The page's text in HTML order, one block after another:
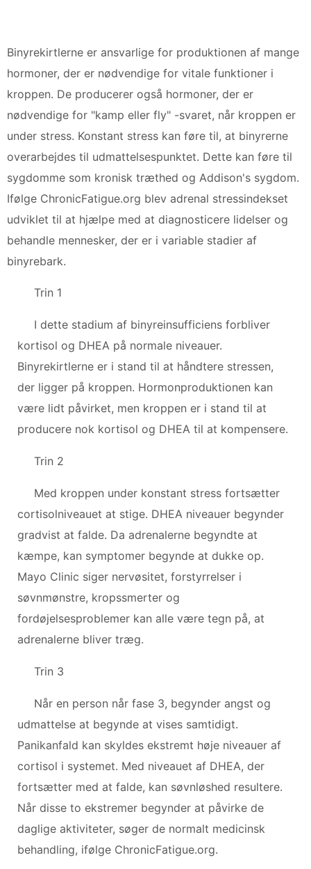
Binyrekirtlerne er ansvarlige for produktionen af mange
hormoner, der er nødvendige for vitale funktioner i
kroppen. De producerer også hormoner, der er
nødvendige for "kamp eller fly" -svaret, når kroppen er
under stress. Konstant stress kan føre til, at binyrerne
overarbejdes til udmattelsespunktet. Dette kan føre til
sygdomme som kronisk træthed og Addison's sygdom.
Ifølge ChronicFatigue.org blev adrenal stressindekset
udviklet til at hjælpe med at diagnosticere lidelser og
behandle mennesker, der er i variable stadier af
binyrebark.
Trin 1
I dette stadium af binyreinsufficiens forbliver
kortisol og DHEA på normale niveauer.
Binyrekirtlerne er i stand til at håndtere stressen,
der ligger på kroppen. Hormonproduktionen kan
være lidt påvirket, men kroppen er i stand til at
producere nok kortisol og DHEA til at kompensere.
Trin 2
Med kroppen under konstant stress fortsætter
cortisolniveauet at stige. DHEA niveauer begynder
gradvist at falde. Da adrenalerne begyndte at
kæmpe, kan symptomer begynde at dukke op.
Mayo Clinic siger nervøsitet, forstyrrelser i
søvnmønstre, kropssmerter og
fordøjelsesproblemer kan alle være tegn på, at
adrenalerne bliver træg.
Trin 3
Når en person når fase 3, begynder angst og
udmattelse at begynde at vises samtidigt.
Panikanfald kan skyldes ekstremt høje niveauer af
cortisol i systemet. Med niveauet af DHEA, der
fortsætter med at falde, kan søvnløshed resultere.
Når disse to ekstremer begynder at påvirke de
daglige aktiviteter, søger de normalt medicinsk
behandling, ifølge ChronicFatigue.org.